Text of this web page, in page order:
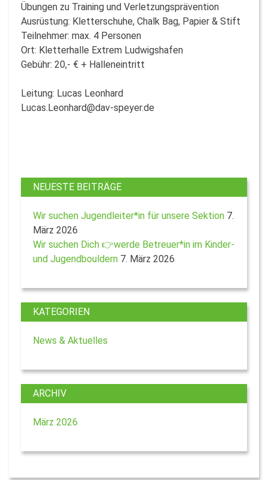
Übungen zu Training und Verletzungsprävention
Ausrüstung: Kletterschuhe, Chalk Bag, Papier & Stift
Teilnehmer: max. 4 Personen
Ort: Kletterhalle Extrem Ludwigshafen
Gebühr: 20,- € + Halleneintritt
Leitung: Lucas Leonhard
Lucas.Leonhard@dav-speyer.de
NEUESTE BEITRÄGE
Wir suchen Jugendleiter*in für unsere Sektion 7.
März 2026
Wir suchen Dich 👉werde Betreuer*in im Kinder-
und Jugendbouldern 7. März 2026
KATEGORIEN
News & Aktuelles
ARCHIV
März 2026